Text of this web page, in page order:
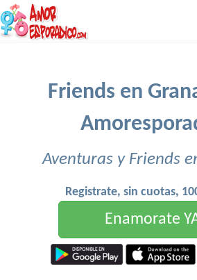
Friends en
Aventuras y Friends
Registrate, sin cuotas,
Enamorate